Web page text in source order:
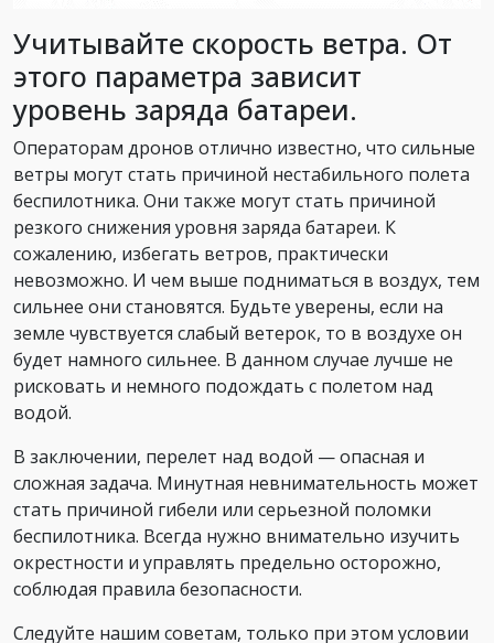
Учитывайте скорость ветра. От
этого параметра зависит
уровень заряда батареи.
Операторам дронов отлично известно, что сильные
ветры могут стать причиной нестабильного полета
беспилотника. Они также могут стать причиной
резкого снижения уровня заряда батареи. К
сожалению, избегать ветров, практически
невозможно. И чем выше подниматься в воздух, тем
сильнее они становятся. Будьте уверены, если на
земле чувствуется слабый ветерок, то в воздухе он
будет намного сильнее. В данном случае лучше не
рисковать и немного подождать с полетом над
водой.
В заключении, перелет над водой — опасная и
сложная задача. Минутная невнимательность может
стать причиной гибели или серьезной поломки
беспилотника. Всегда нужно внимательно изучить
окрестности и управлять предельно осторожно,
соблюдая правила безопасности.
Следуйте нашим советам, только при этом условии